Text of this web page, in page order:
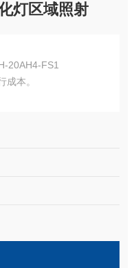
灯区域照射
20AH4-FS1
成本。